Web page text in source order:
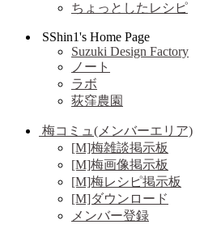
ちょっとしたレシピ
SShin1's Home Page
Suzuki Design Factory
ノート
ラボ
荻窪農園
梅コミュ(メンバーエリア)
[M]梅雑談掲示板
[M]梅画像掲示板
[M]梅レシピ掲示板
[M]ダウンロード
メンバー登録